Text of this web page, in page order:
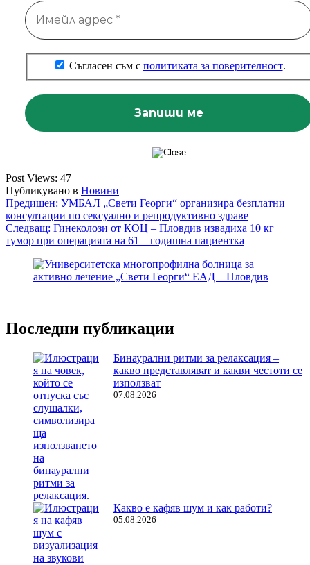
Съгласен съм с политиката за поверителност.
Post Views: 47
Публикувано в Новини
Навигация
Предишен: УМБАЛ „Свети Георги“ организира безплатни
консултации по сексуално и репродуктивно здраве
Следващ: Гинеколози от КОЦ – Пловдив извадиха 10 кг
тумор при операцията на 61 – годишна пациентка
Последни публикации
Бинаурални ритми за релаксация –
какво представляват и какви честоти се
използват
07.08.2026
Какво е кафяв шум и как работи?
05.08.2026